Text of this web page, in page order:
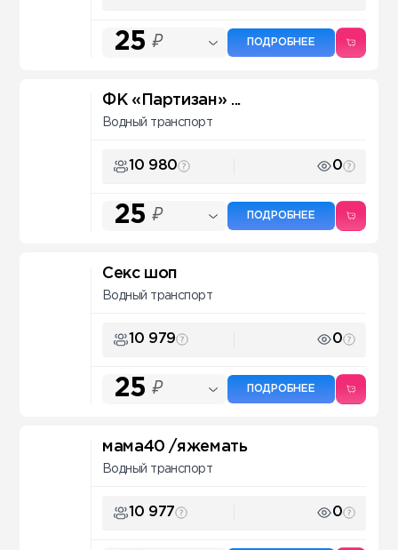
25 ₽ ПОДРОБНЕЕ
ФК «Партизан» ...
Водный транспорт
10 980 0
25 ₽ ПОДРОБНЕЕ
Секс шоп
Водный транспорт
10 979 0
25 ₽ ПОДРОБНЕЕ
мама40 /яжемать
Водный транспорт
10 977 0